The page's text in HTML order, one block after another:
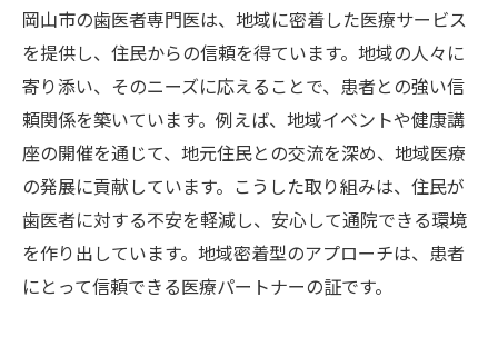
岡山市の歯医者専門医は、地域に密着した医療サービス
を提供し、住民からの信頼を得ています。地域の人々に
寄り添い、そのニーズに応えることで、患者との強い信
頼関係を築いています。例えば、地域イベントや健康講
座の開催を通じて、地元住民との交流を深め、地域医療
の発展に貢献しています。こうした取り組みは、住民が
歯医者に対する不安を軽減し、安心して通院できる環境
を作り出しています。地域密着型のアプローチは、患者
にとって信頼できる医療パートナーの証です。